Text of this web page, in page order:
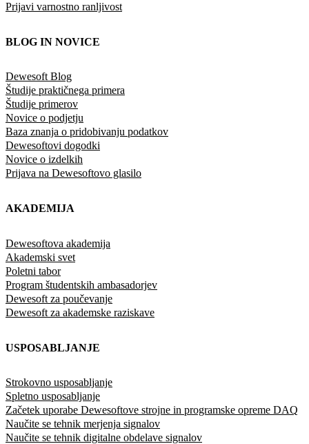
Prijavi varnostno ranljivost
BLOG IN NOVICE
Dewesoft Blog
Študije praktičnega primera
Študije primerov
Novice o podjetju
Baza znanja o pridobivanju podatkov
Dewesoftovi dogodki
Novice o izdelkih
Prijava na Dewesoftovo glasilo
AKADEMIJA
Dewesoftova akademija
Akademski svet
Poletni tabor
Program študentskih ambasadorjev
Dewesoft za poučevanje
Dewesoft za akademske raziskave
USPOSABLJANJE
Strokovno usposabljanje
Spletno usposabljanje
Začetek uporabe Dewesoftove strojne in programske opreme DAQ
Naučite se tehnik merjenja signalov
Naučite se tehnik digitalne obdelave signalov